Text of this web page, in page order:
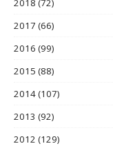
2017 (66)
2016 (99)
2015 (88)
2014(107)
2013 (92)
2012 (129)